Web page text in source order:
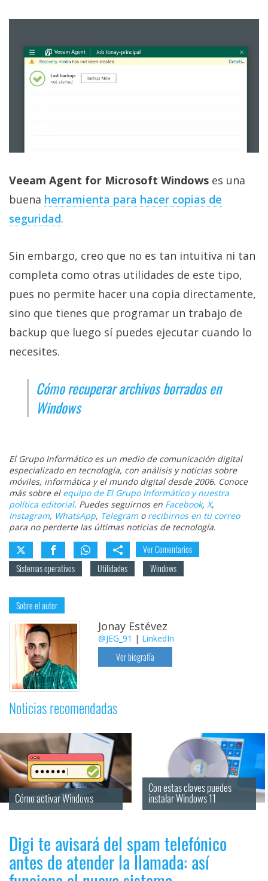
Veeam Agent for Microsoft Windows es una
buena herramienta para hacer copias de
seguridad‎.
Sin embargo, creo que no es tan intuitiva ni tan
completa como otras utilidades de este tipo,
pues no permite hacer una copia directamente,
sino que tienes que programar un trabajo de
backup que luego sí puedes ejecutar cuando lo
necesites.
Cómo recuperar archivos borrados en
Windows
El Grupo Informático es un medio de comunicación digital
especializado en tecnología, con análisis y noticias sobre
móviles, informática y el mundo digital desde 2006. Conoce
más sobre el equipo de El Grupo Informático y nuestra
política editorial. Puedes seguirnos en Facebook, X,
Instagram, WhatsApp, Telegramo recibirnos en tu correo
para no perderte las últimas noticias de tecnología.
Ver Comentarios
Sistemas operativos
Utilidades Windows
Sobre el autor
Jonay Estévez
@JEG_91 | LinkedIn
Ver biografía
Noticias recomendadas
Cómo activar Windows
Con estas claves puedes
instalar Windows 11
Digi te avisará del spam telefónico
antes de atender la llamada: así